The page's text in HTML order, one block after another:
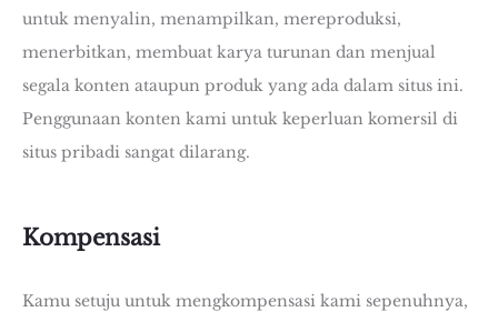
untuk menyalin, menampilkan, mereproduksi,
menerbitkan, membuat karya turunan dan menjual
segala konten ataupun produk yang ada dalam situs ini.
Penggunaan konten kami untuk keperluan komersil di
situs pribadi sangat dilarang.
Kompensasi
Kamu setuju untuk mengkompensasi kami sepenuhnya,